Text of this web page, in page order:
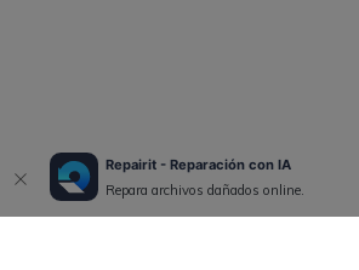
Repairit - Reparación con IA
Repara archivos dañados online.